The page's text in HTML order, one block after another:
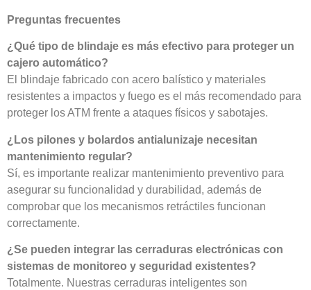
Preguntas frecuentes
¿Qué tipo de blindaje es más efectivo para proteger un
cajero automático?
El blindaje fabricado con acero balístico y materiales
resistentes a impactos y fuego es el más recomendado para
proteger los ATM frente a ataques físicos y sabotajes.
¿Los pilones y bolardos antialunizaje necesitan
mantenimiento regular?
Sí, es importante realizar mantenimiento preventivo para
asegurar su funcionalidad y durabilidad, además de
comprobar que los mecanismos retráctiles funcionan
correctamente.
¿Se pueden integrar las cerraduras electrónicas con
sistemas de monitoreo y seguridad existentes?
Totalmente. Nuestras cerraduras inteligentes son